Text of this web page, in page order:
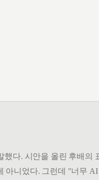
다. 시안을 올린 후배의
아니었다. 그런데 "너무